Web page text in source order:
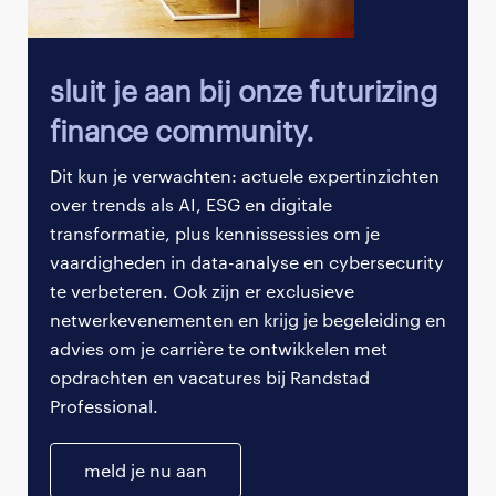
krant van deEuropese Centrale Bank (ECB)
van je klanten.
Frictie in de wereldwijde toeleveringsketen
cruciale handelshub bevindt Nederland zich in
de frontlinie. Wereldwijde spanningen maken
betrouwbaarheid tot een luxe, in plaats van een
zekerheid.
De hoge prijs van geld
: Volatiele rentetarieven,
bepaald in Frankfurt, hebben van schuld een
strategisch mijnenveld gemaakt in plaats van
een simpel instrument.
momentopname van een vergezicht dat niet meer
sluit je aan bij onze futurizing
finance community.
Dit kun je verwachten: actuele expertinzichten
over trends als AI, ESG en digitale
transformatie, plus kennissessies om je
vaardigheden in data-analyse en cybersecurity
te verbeteren. Ook zijn er exclusieve
netwerkevenementen en krijg je begeleiding en
advies om je carrière te ontwikkelen met
opdrachten en vacatures bij Randstad
Professional.
meld je nu aan